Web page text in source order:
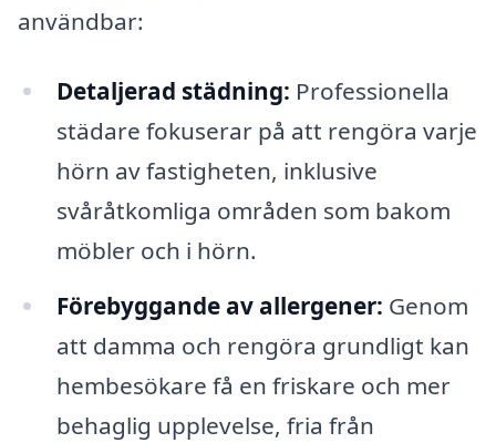
användbar:
Detaljerad städning: Professionella
städare fokuserar på att rengöra varje
hörn av fastigheten, inklusive
svåråtkomliga områden som bakom
möbler och i hörn.
Förebyggande av allergener: Genom
att damma och rengöra grundligt kan
hembesökare få en friskare och mer
behaglig upplevelse, fria från